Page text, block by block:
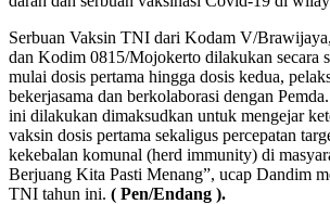
Serbuan Vaksin TNI dari Kodam V/
dan Kodim 0815/Mojokerto dilakukan secara
mulai dosis pertama hingga dosis kedua,
bekerjasama dan berkolaborasi dengan
ini dilakukan dimaksudkan untuk mengejar
vaksin dosis pertama sekaligus percepatan
kekebalan komunal (herd immunity) di
Berjuang Kita Pasti Menang”, ucap Dandim
TNI tahun ini. ( Pen/Endang ).